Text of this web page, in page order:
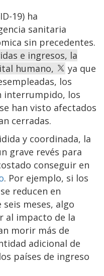
19) ha
sanitaria
sin precedentes.
e ingresos, la
humano,
ya que
los
interrumpido, los
han visto afectados
cerradas.
y coordinada, la
grave revés para
conseguir en
. Por ejemplo, si los
reducen en
meses, algo
al impacto de la
morir más de
adicional de
países de ingreso